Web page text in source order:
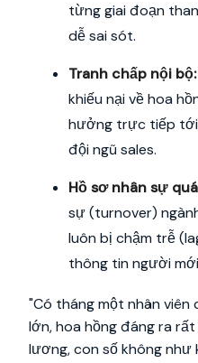
từng giai đoạn
dễ sai sót.
Tranh chấp nội bộ:
khiếu nại về hoa
hưởng trực tiếp tới
đội ngũ sales.
Hồ sơ nhân sự
sự (turnover)
luôn bị chậm trễ
thông tin người
"Có tháng một nhân
lớn, hoa hồng đáng ra
lương, con số không như